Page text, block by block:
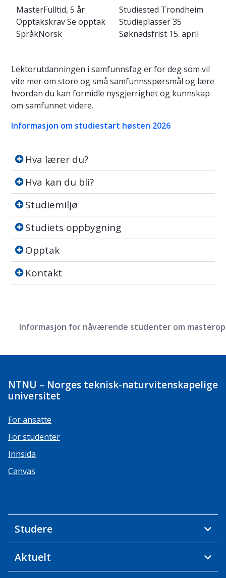
MasterFulltid, 5 år Studiested Trondheim
OpptakskravSe opptak Studieplasser35
SpråkNorsk Søknadsfrist 15. april
Lektorutdanningen i samfunnsfag er for deg som vil
vite mer om store og små samfunnsspørsmål og lære
hvordan du kan formidle nysgjerrighet og kunnskap
om samfunnet videre.
Informasjon om studiestart høsten 2026
Hva lærer du?
Hva lærer du?
Hva kan du bli?
Hva kan du bli?
Studiemiljø
Studiemiljø
Studiets oppbygning
Studiets oppbygning
Opptak
Opptak
Kontakt
Kontakt
Informasjon for nåværende studenter om
NTNU – Norges teknisk-naturvitenskapelige
universitet
For ansatte
For studenter
Innsida
Canvas
Studere
Aktuelt